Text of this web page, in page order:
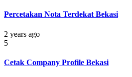
Percetakan Nota Terdekat Bekasi
2 years ago
5
Cetak Company Profile Bekasi